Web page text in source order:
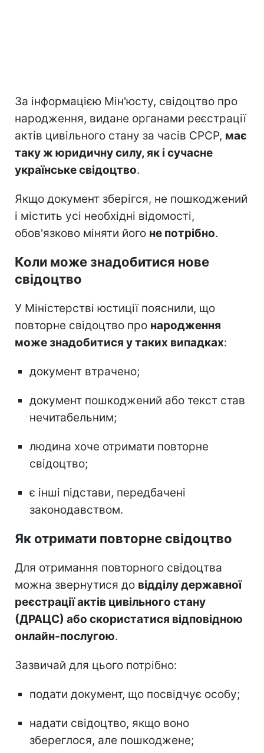
За інформацією Мін'юсту, свідоцтво про
народження, видане органами реєстрації
актів цивільного стану за часів СРСР, має
таку ж юридичну силу, як і сучасне
українське свідоцтво.
Якщо документ зберігся, не пошкоджений
і містить усі необхідні відомості,
обов'язково міняти його не потрібно.
Коли може знадобитися нове
свідоцтво
У Міністерстві юстиції пояснили, що
повторне свідоцтво про народження
може знадобитися у таких випадках:
документ втрачено;
документ пошкоджений або текст став
нечитабельним;
людина хоче отримати повторне
свідоцтво;
є інші підстави, передбачені
законодавством.
Як отримати повторне свідоцтво
Для отримання повторного свідоцтва
можна звернутися до відділу державної
реєстрації актів цивільного стану
(ДРАЦС) або скористатися відповідною
онлайн-послугою.
Зазвичай для цього потрібно:
подати документ, що посвідчує особу;
надати свідоцтво, якщо воно
збереглося, але пошкоджене;